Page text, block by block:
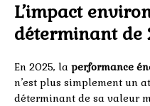
L’impact
déterminant de
En 2025, la performance
n’est plus simplement un
déterminant de sa valeur